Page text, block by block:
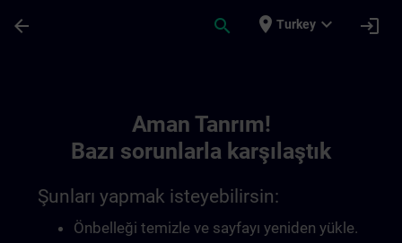
arrow_back search place Turkey expand_more login
Aman Tanrım!
Bazı sorunlarla karşılaştık
Şunları yapmak isteyebilirsin:
Önbelleği temizle ve sayfayı yeniden yükle.